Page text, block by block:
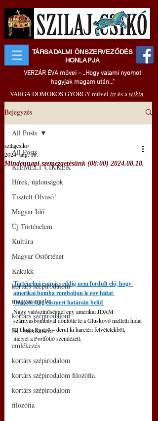
TÁRSADALMI ÖNSZERVEZŐDÉS
HONLAPJA
VERZÁR ÉVA művei – „Hogy valami nyomot
hagyjak magam után..."
VARGA DOMOKOS GYÖRGY művei ittés awikin
Bejegyzés
All Posts
KIEMELT CIKKEK
Hírek, újdonságok
Tisztelt Olvasó!
Magyar Idő
Új Történelem
Kultúra
Magyar Őstörténet
Kakukk
kortárs szépirodalom
magyar nyelv
kortárs szépirodalom
EU bürokrácia
emlékezés
kortárs szépirodalom
kortárs szépirodalom filozófia
kortárs szépirodalom
filozófia
All Posts
Mindennapi szemezgetésünk (08:00) 2024.08.18.
szilajcsiko
2024. aug. 18.
Történelmi csapás: eddig nem fordult elő, hogy
amerikai bomba romboljon le egy hidat
Oroszország elismert határain belül
Nagy valószínűséggel egy amerikai JDAM
szárnyasbombával döntötte le a Gluskovó melletti hidat
az ukrán légierő – derül ki harctéri felvételekből,
melyet a Portfólió szemlézett.